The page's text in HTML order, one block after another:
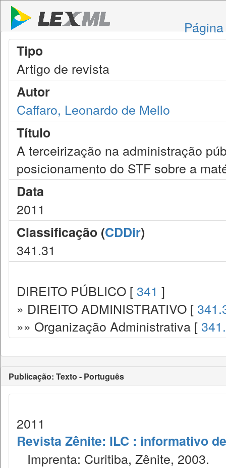
Tipo
Artigo de revista
Autor
Caffaro, Leonardo de Mello
Título
A terceirização na administração
posicionamento do STF sobre a
Data
2011
Classificação (CDDir)
341.31
DIREITO PÚBLICO [ 341 ]
» DIREITO ADMINISTRATIVO [
»» Organização Administrativa [
Publicação: Texto - Português
2011
Revista Zênite: ILC : informativo
Imprenta: Curitiba, Zênite, 2003.